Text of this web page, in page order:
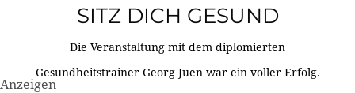
SITZ DICH GESUND
Die Veranstaltung mit dem diplomierten
Gesundheitstrainer Georg Juen war ein voller Erfolg.
Anzeigen